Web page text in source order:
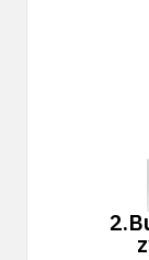
2.